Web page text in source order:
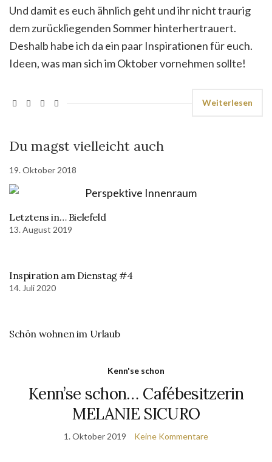
Und damit es euch ähnlich geht und ihr nicht traurig
dem zurückliegenden Sommer hinterhertrauert.
Deshalb habe ich da ein paar Inspirationen für euch.
Ideen, was man sich im Oktober vornehmen sollte!
Weiterlesen
Du magst vielleicht auch
19. Oktober 2018
Letztens in… Bielefeld
13. August 2019
Inspiration am Dienstag #4
14. Juli 2020
Schön wohnen im Urlaub
Kenn'se schon
Kenn’se schon… Cafébesitzerin
MELANIE SICURO
1. Oktober 2019 Keine Kommentare